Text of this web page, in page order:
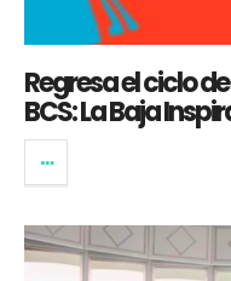
Regresa el ciclo
BCS: La Baja